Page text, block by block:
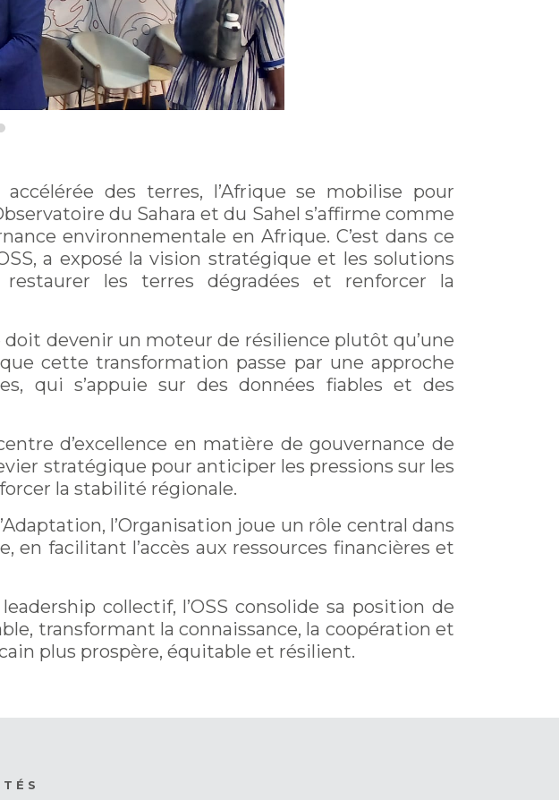
des terres, l’Afrique se mobilise pour
du Sahara et du Sahel s’affirme comme
environnementale en Afrique. C’est dans ce
a exposé la vision stratégique et les solutions
restaurer les terres dégradées et renforcer la
devenir un moteur de résilience plutôt qu’une
cette transformation passe par une approche
, qui s’appuie surdes données fiables et des
d’excellence en matière de gouvernance de
stratégique pour anticiper les pressions sur les
la stabilité régionale.
l’Organisation joue un rôle central dans
facilitant l’accès aux ressources financières et
collectif, l’OSS consolide sa position de
transformant la connaissance, la coopération et
plus prospère, équitable et résilient.